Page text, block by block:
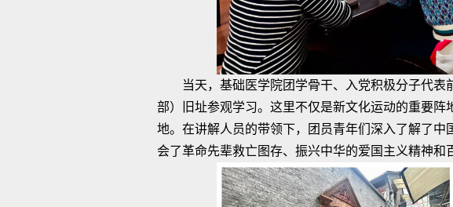
当天，基础医学院团学骨干、入党积极分子代
部）旧址参观学习。这里不仅是新文化运动的重要
地。在讲解人员的带领下，团员青年们深入了解了
会了革命先辈救亡图存、振兴中华的爱国主义精神和